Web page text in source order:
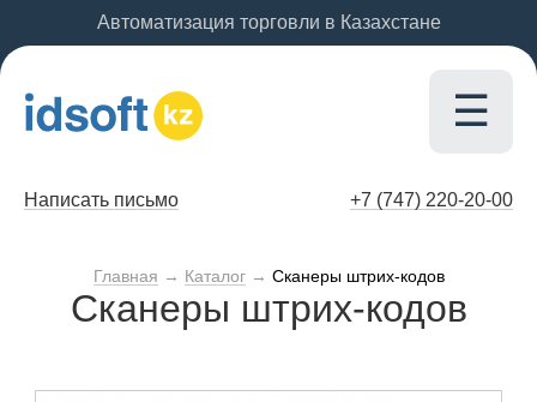
Автоматизация торговли в Казахстане
☰
Написать письмо +7 (747) 220-20-00
Главная → Каталог → Сканеры штрих-кодов
Сканеры штрих-кодов